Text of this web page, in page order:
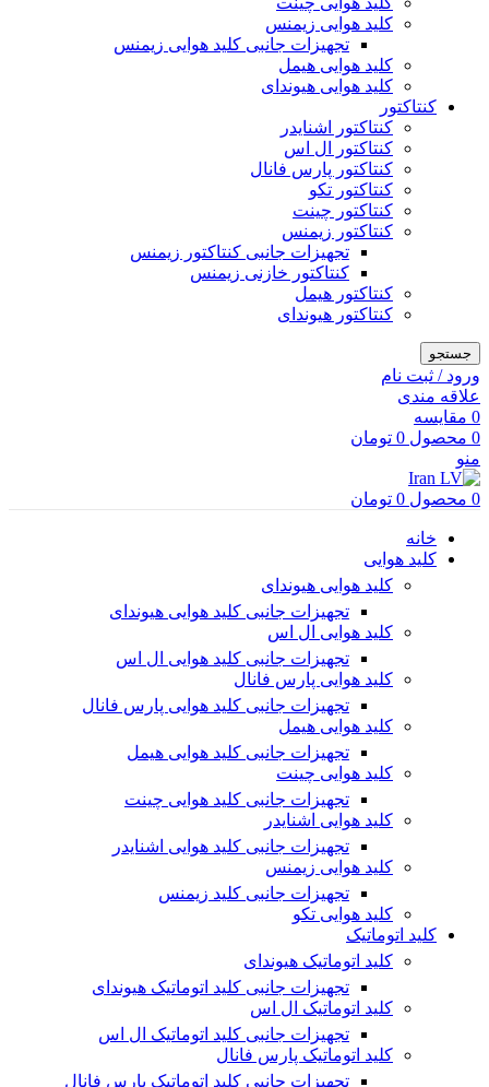
کلید هوایی زیمنس
تجهیزات جانبی کلید هوایی زیمنس
کلید هوایی هیمل
کلید هوایی هیوندای
کنتاکتور
کنتاکتور اشنایدر
کنتاکتور ال اس
کنتاکتور پارس فانال
کنتاکتور تکو
کنتاکتور چینت
کنتاکتور زیمنس
تجهیزات جانبی کنتاکتور زیمنس
کنتاکتور خازنی زیمنس
کنتاکتور هیمل
کنتاکتور هیوندای
جستجو
ورود / ثبت نام
علاقه مندی
0 مقایسه
0 محصول 0 تومان
منو
0 محصول 0 تومان
خانه
کلید هوایی
کلید هوایی هیوندای
تجهیزات جانبی کلید هوایی هیوندای
کلید هوایی ال اس
تجهیزات جانبی کلید هوایی ال اس
کلید هوایی پارس فانال
تجهیزات جانبی کلید هوایی پارس فانال
کلید هوایی هیمل
تجهیزات جانبی کلید هوایی هیمل
کلید هوایی چینت
تجهیزات جانبی کلید هوایی چینت
کلید هوایی اشنایدر
تجهیزات جانبی کلید هوایی اشنایدر
کلید هوایی زیمنس
تجهیزات جانبی کلید زیمنس
کلید هوایی تکو
کلید اتوماتیک
کلید اتوماتیک هیوندای
تجهیزات جانبی کلید اتوماتیک هیوندای
کلید اتوماتیک ال اس
تجهیزات جانبی کلید اتوماتیک ال اس
کلید اتوماتیک پارس فانال
تجهیزات جانبی کلید اتوماتیک پارس فانال